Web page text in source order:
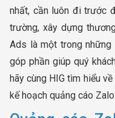
nhất, cần luôn đi trước
trường, xây dựng
Ads là một trong những
góp phần giúp quý
hãy cùng HIG tìm hiểu
kế hoạch quảng cáo Zalo: